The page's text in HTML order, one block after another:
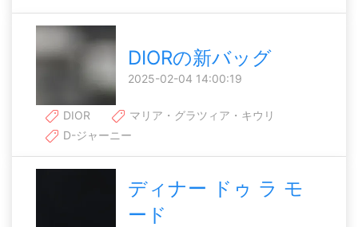
DIORの新バッグ
2025-02-04 14:00:19
DIOR
マリア・グラツィア・キウリ
D-ジャーニー
ディナー ドゥ ラ モ
ード